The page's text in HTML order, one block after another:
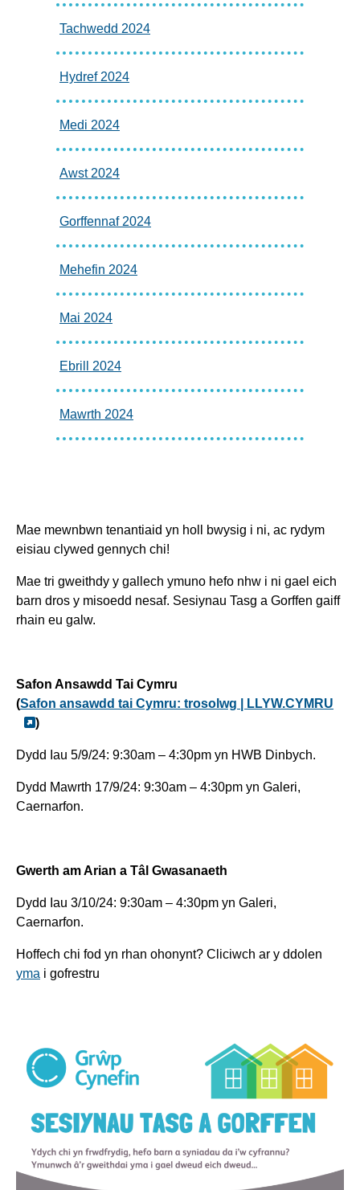
Mae mewnbwn tenantiaid yn holl bwysig i ni, ac rydym
eisiau clywed gennych chi!
Mae tri gweithdy y gallech ymuno hefo nhw i ni gael eich
barn dros y misoedd nesaf. Sesiynau Tasg a Gorffen gaiff
rhain eu galw.
Safon Ansawdd Tai Cymru
(Safon ansawdd tai Cymru: trosolwg | LLYW.CYMRU
)
Dydd Iau 5/9/24: 9:30am – 4:30pm yn HWB Dinbych.
Dydd Mawrth 17/9/24: 9:30am – 4:30pm yn Galeri,
Caernarfon.
Gwerth am Arian a Tâl Gwasanaeth
Dydd Iau 3/10/24: 9:30am – 4:30pm yn Galeri,
Caernarfon.
Hoffech chi fod yn rhan ohonynt? Cliciwch ar y ddolen
yma i gofrestru
Tachwedd 2024
Hydref 2024
Medi 2024
Awst 2024
Gorffennaf 2024
Mehefin 2024
Mai 2024
Ebrill 2024
Mawrth 2024